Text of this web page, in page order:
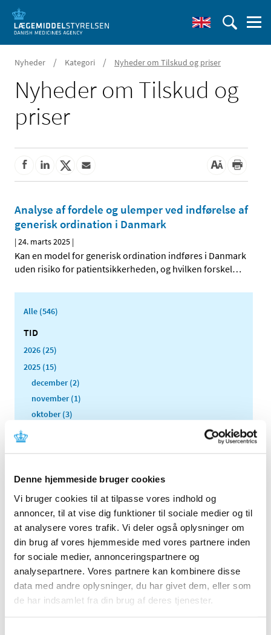
Denne hjemmeside bruger cookies
Vi bruger cookies til at tilpasse vores indhold og
annoncer, til at vise dig funktioner til sociale medier og til
at analysere vores trafik. Vi deler også oplysninger om
din brug af vores hjemmeside med vores partnere inden
for sociale medier, annonceringspartnere og
analysepartnere. Vores partnere kan kombinere disse
data med andre oplysninger, du har givet dem, eller som
de har indsamlet fra din brug af deres tjenester.
Nyheder / Kategori / Nyheder om Tilskud og priser
Nyheder om Tilskud og
priser
Analyse af fordele og ulemper ved indførelse af
generisk ordination i Danmark
|24. marts 2025 |
Kan en model for generisk ordination indføres i Danmark
uden risiko for patientsikkerheden, og hvilken forskel…
Alle (546)
TID
2026 (25)
2025 (15)
december (2)
november (1)
oktober (3)
marts (1)
januar (1)
2024 (21)
2023 (21)
2022 (11)
2021 (38)